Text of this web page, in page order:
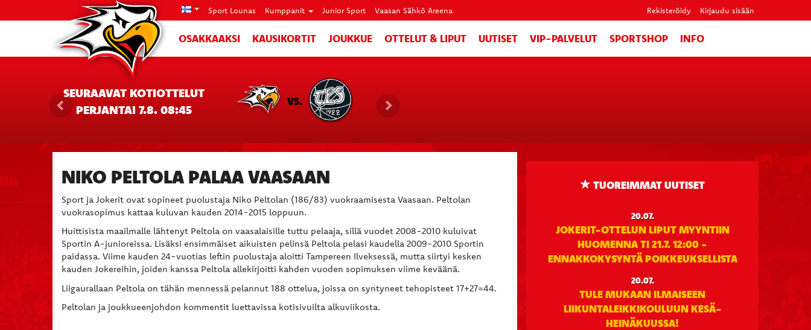
Sport Lounas Kumppanit Junior Sport Vaasan Sähkö Areena Rekisteröidy Kirjaudu sisään
OSAKKAAKSI KAUSIKORTIT JOUKKUE OTTELUT & LIPUT UUTISET VIP-PALVELUT SPORTSHOP INFO
SEURAAVAT KOTIOTTELUT
PERJANTAI 7.8. 08:45
VS.
NIKO PELTOLA PALAA VAASAAN
Sport ja Jokerit ovat sopineet puolustaja Niko Peltolan (186/83) vuokraamisesta Vaasaan. Peltolan
vuokrasopimus kattaa kuluvan kauden 2014-2015 loppuun.
Huittisista maailmalle lähtenyt Peltola on vaasalaisille tuttu pelaaja, sillä vuodet 2008-2010 kuluivat
Sportin A-junioreissa. Lisäksi ensimmäiset aikuisten pelinsä Peltola pelasi kaudella 2009-2010 Sportin
paidassa. Viime kauden 24-vuotias leftin puolustaja aloitti Tampereen Ilveksessä, mutta siirtyi kesken
kauden Jokereihin, joiden kanssa Peltola allekirjoitti kahden vuoden sopimuksen viime keväänä.
Liigaurallaan Peltola on tähän mennessä pelannut 188 ottelua, joissa on syntyneet tehopisteet 17+27=44.
Peltolan ja joukkueenjohdon kommentit luettavissa kotisivuilta alkuviikosta.
TUOREIMMAT UUTISET
20.07.
JOKERIT-OTTELUN LIPUT MYYNTIIN
HUOMENNA TI 21.7. 12:00 -
ENNAKKOKYSYNTÄ POIKKEUKSELLISTA
20.07.
TULE MUKAAN ILMAISEEN
LIIKUNTALEIKKIKOULUUN KESÄ-
HEINÄKUUSSA!